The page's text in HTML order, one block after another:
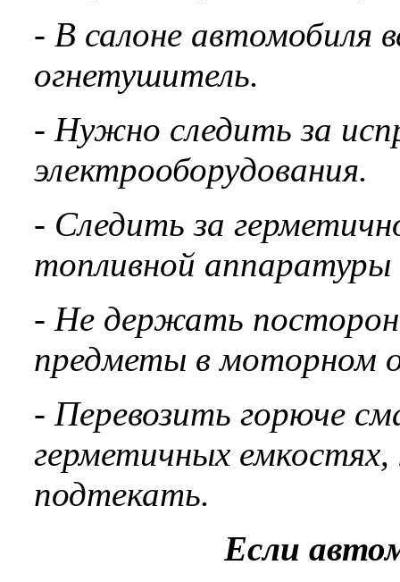
- В салоне автомобиля
огнетушитель.
- Нужно следить за
электрооборудования.
- Следить за
топливной аппаратуры
- Не держать
предметы в моторном
- Перевозить горюче
герметичных
подтекать.
Если